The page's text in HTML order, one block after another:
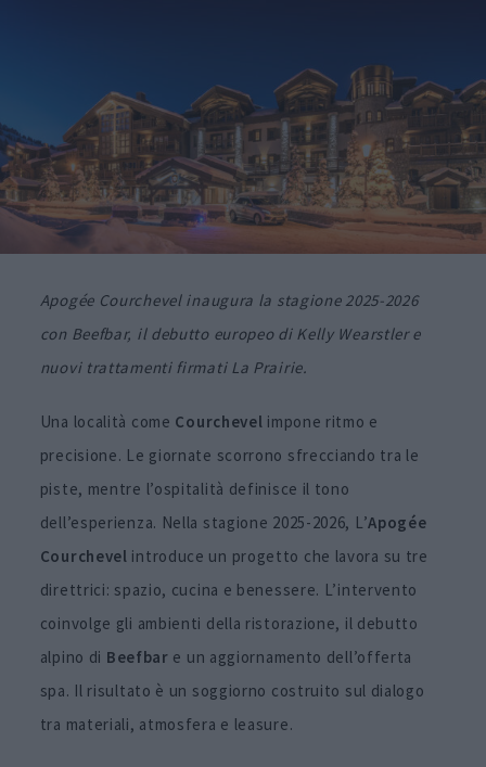
Apogée Courchevel inaugura la stagione 2025-2026
con Beefbar, il debutto europeo di Kelly Wearstler e
nuovi trattamenti firmati La Prairie.
Una località come Courchevel impone ritmo e
precisione. Le giornate scorrono sfrecciando tra le
piste, mentre l’ospitalità definisce il tono
dell’esperienza. Nella stagione 2025-2026, L’Apogée
Courchevel introduce un progetto che lavora su tre
direttrici: spazio, cucina e benessere. L’intervento
coinvolge gli ambienti della ristorazione, il debutto
alpino di Beefbar e un aggiornamento dell’offerta
spa. Il risultato è un soggiorno costruito sul dialogo
tra materiali, atmosfera e leasure.